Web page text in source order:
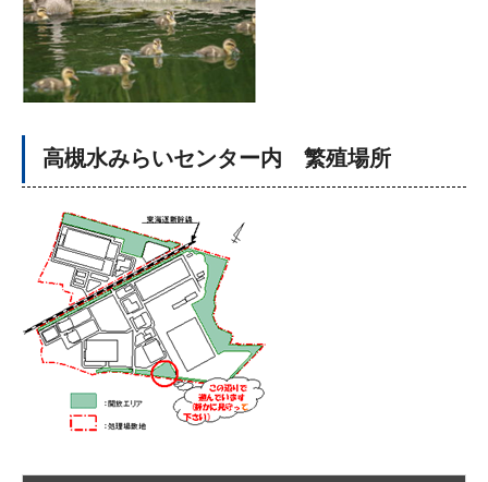
高槻水みらいセンター内 繁殖場所